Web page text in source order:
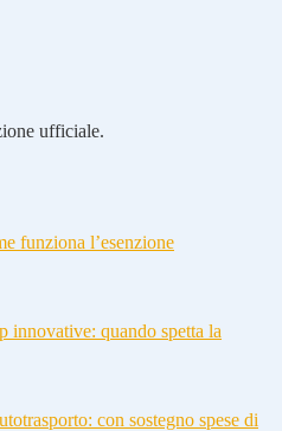
ufficiale.
funziona l’esenzione
innovative: quando spetta la
con sostegno spese di